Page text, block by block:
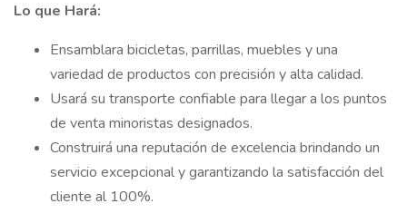
Lo que Hará:
Ensamblara bicicletas, parrillas, muebles y una
variedad de productos con precisión y alta calidad.
Usará su transporte confiable para llegar a los puntos
de venta minoristas designados.
Construirá una reputación de excelencia brindando un
servicio excepcional y garantizando la satisfacción del
cliente al 100%.